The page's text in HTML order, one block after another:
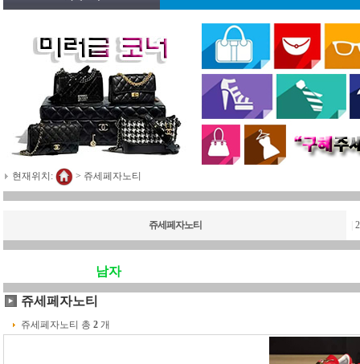
현재위치: > 쥬세페자노티
쥬세페자노티
남자
쥬세페자노티
쥬세페자노티 총 2 개